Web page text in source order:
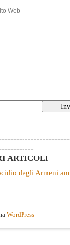
Web
ARTICOLI
degli Armeni
WordPress